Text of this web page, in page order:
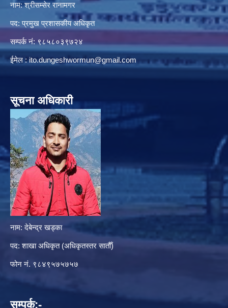
नाम: श्रीसम्सेर रानामगर
पद: प्रमुख प्रशासकीय अधिकृत
सम्पर्क नं: ९८५८०३९७२४
ईमेल :ito.dungeshwormun@gmail.com
सूचना अधिकारी
नाम: देबेन्द्र खड्का
पद: शाखा अधिकृत (अधिकृतस्तर सातौँ)
फोन नं. ९८४९५७५७५७
सम्पर्क:-